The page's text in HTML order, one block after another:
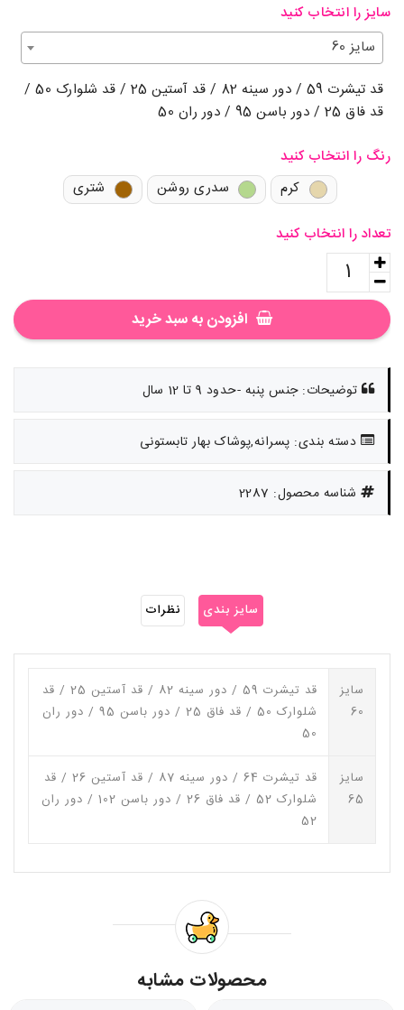
سایز را انتخاب کنید
سایز 60
قد تیشرت 59 / دور سینه 82 / قد آستین 25 / قد شلوارک 50 /
قد فاق 25 / دور باسن 95 / دور ران 50
رنگ را انتخاب کنید
کرم
سدری روشن شتری
تعداد را انتخاب کنید
توضیحات: جنس پنبه -حدود 9 تا 12 سال
دسته بندی: پسرانه,پوشاک بهار تابستونی
شناسه محصول: 2287
سایز بندی نظرات
سایز
60
قد تیشرت 59 / دور سینه 82 / قد آستین 25 / قد
شلوارک 50 / قد فاق 25 / دور باسن 95 / دور ران
50
سایز
65
قد تیشرت 64 / دور سینه 87 / قد آستین 26 / قد
شلوارک 52 / قد فاق 26 / دور باسن 102 / دور ران
52
محصولات مشابه